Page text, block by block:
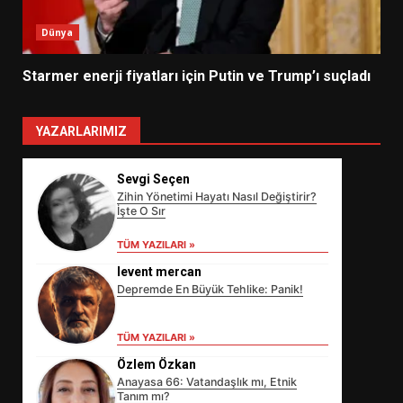
Dünya
Starmer enerji fiyatları için Putin ve Trump’ı suçladı
YAZARLARIMIZ
Sevgi Seçen
Zihin Yönetimi Hayatı Nasıl Değiştirir?
İşte O Sır
TÜM YAZILARI »
levent mercan
Depremde En Büyük Tehlike: Panik!
TÜM YAZILARI »
Özlem Özkan
Anayasa 66: Vatandaşlık mı, Etnik
Tanım mı?